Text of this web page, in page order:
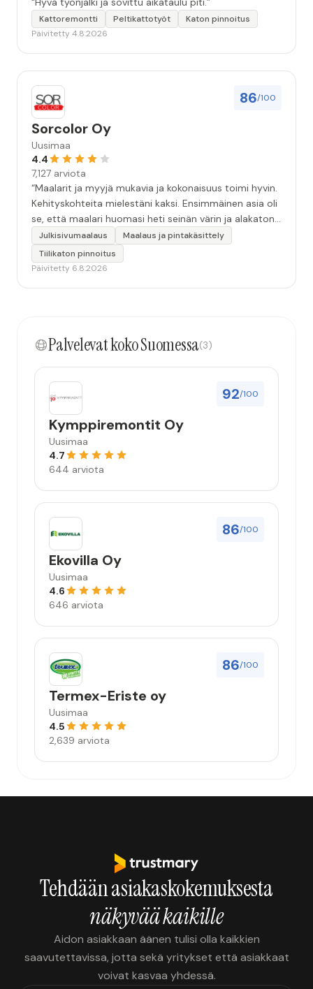
Kattoremontti Peltikattotyöt
Katon pinnoitus
Päivitetty 4.8.2026
86/100
Sorcolor Oy
Uusimaa
4.4
7,127 arviota
“Maalarit ja myyjä mukavia ja kokonaisuus toimi hyvin.
Kehityskohteita mielestäni kaksi. Ensimmäinen asia oli
se, että maalari huomasi heti seinän värin ja alakaton
värin erot mitä en huomannut. Hyvä toki että siinä
kohtaa huomattu mutta toki optimaalisessa
tilanteessa myyjä olisi jo kiinnittänyt tähän huomiota.
mahdollisuus että palveluita käytän”
Julkisivumaalaus
Maalaus ja pintakäsittely
Tiilikaton pinnoitus
Päivitetty 6.8.2026
Palvelevat koko Suomessa(3)
92/100
Kymppiremontit Oy
Uusimaa
4.7
644 arviota
86/100
Ekovilla Oy
Uusimaa
4.6
646 arviota
86/100
Termex-Eriste oy
Uusimaa
4.5
2,639 arviota
Tehdään asiakaskokemuksesta
näkyvää kaikille
Aidon asiakkaan äänen tulisi olla kaikkien
saavutettavissa, jotta sekä yritykset että asiakkaat
voivat kasvaa yhdessä.